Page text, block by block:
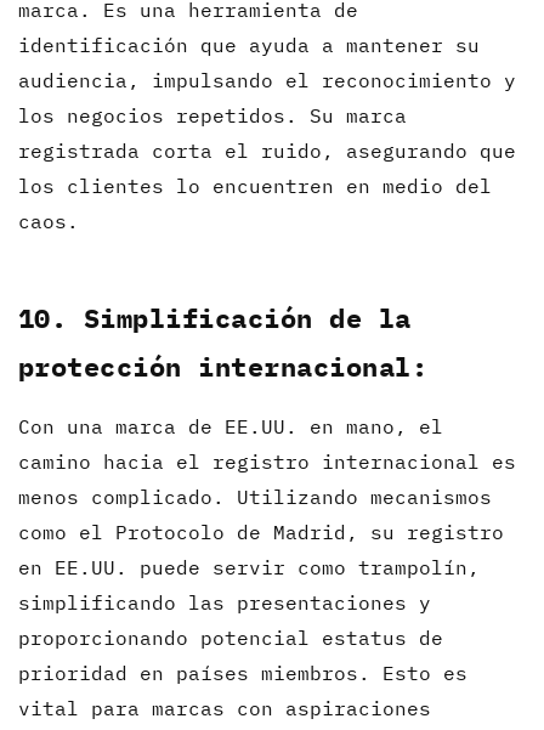
marca. Es una herramienta de
identificación que ayuda a mantener su
audiencia, impulsando el reconocimiento y
los negocios repetidos. Su marca
registrada corta el ruido, asegurando que
los clientes lo encuentren en medio del
caos.
10. Simplificación de la
protección internacional:
Con una marca de EE.UU. en mano, el
camino hacia el registro internacional es
menos complicado. Utilizando mecanismos
como el Protocolo de Madrid, su registro
en EE.UU. puede servir como trampolín,
simplificando las presentaciones y
proporcionando potencial estatus de
prioridad en países miembros. Esto es
vital para marcas con aspiraciones